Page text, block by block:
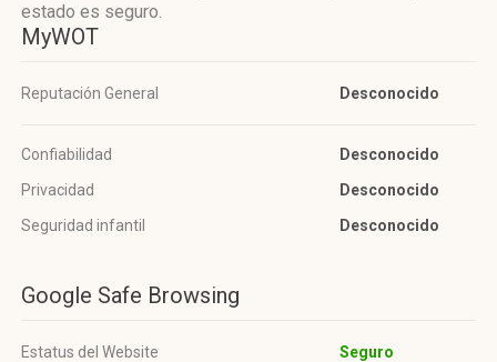
estado es seguro.
MyWOT
Reputación General Desconocido
Confiabilidad
Desconocido
Privacidad
Desconocido
Seguridad infantil
Desconocido
Google Safe Browsing
Estatus del Website Seguro